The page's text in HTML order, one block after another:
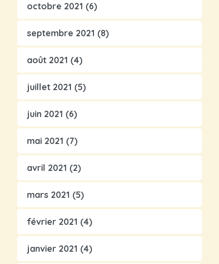
octobre 2021 (6)
septembre 2021 (8)
août 2021 (4)
juillet 2021 (5)
juin 2021 (6)
mai 2021 (7)
avril 2021 (2)
mars 2021 (5)
février 2021 (4)
janvier 2021 (4)